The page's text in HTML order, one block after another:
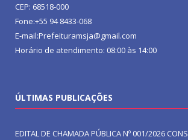
CEP: 68518-000
Fone:+55 94 8433-068
E-mail:Prefeituramsja@gmail.com
Horário de atendimento: 08:00 às 14:00
ÚLTIMAS PUBLICAÇÕES
EDITAL DE CHAMADA PÚBLICA Nº 001/2026